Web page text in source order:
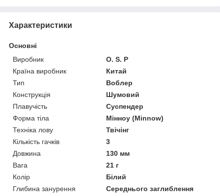
Характеристики
Основні
Виробник
O. S. P
Країна виробник
Китай
Тип
Воблер
Конструкція
Шумовий
Плавучість
Суспендер
Форма тіла
Мінноу (Minnow)
Техніка лову
Твічінг
Кількість гачків
3
Довжина
130 мм
Вага
21 г
Колір
Білий
Глибина занурення
Середнього заглиблення